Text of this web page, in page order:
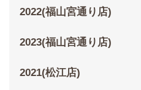
2022(福山宮通り店)
2023(福山宮通り店)
2021(松江店)